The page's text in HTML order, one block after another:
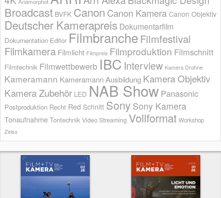
Broadcast BVFK Canon Canon Kamera Canon Objektiv
Deutscher Kamerapreis Dokumentarfilm
Dokumentation Editor Filmbranche Filmfestival
Filmkamera Filmlicht Filmpreis Filmproduktion Filmschnitt
Filmtechnik Filmwettbewerb IBC Interview Kamera Drohne
Kameramann Kameramann Ausbildung Kamera Objektiv
Kamera Zubehör LED NAB Show Panasonic
Postproduktion Recht Red Schnitt Sony Sony Kamera
Tonaufnahme Tontechnik Video Streaming Vollformat Workshop
Zeiss